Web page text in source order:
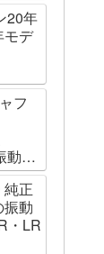
20年
モデ
フ
動数
純正
動
・LR